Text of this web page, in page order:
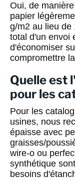
Oui, de
papier
g/m2 au lieu de
total d'un envoi
d'économiser
compromettre
Quelle est
pour les
Pour les
usines, nous
épaisse avec
graisses/
wire-o ou
synthétique
besoins